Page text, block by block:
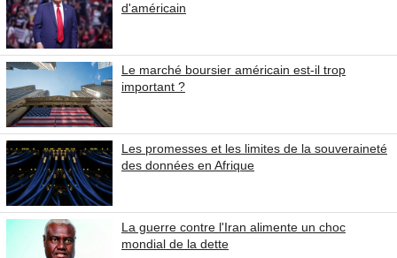
d'américain
Le marché boursier américain est-il trop
important ?
Les promesses et les limites de la souveraineté
des données en Afrique
La guerre contre l'Iran alimente un choc
mondial de la dette